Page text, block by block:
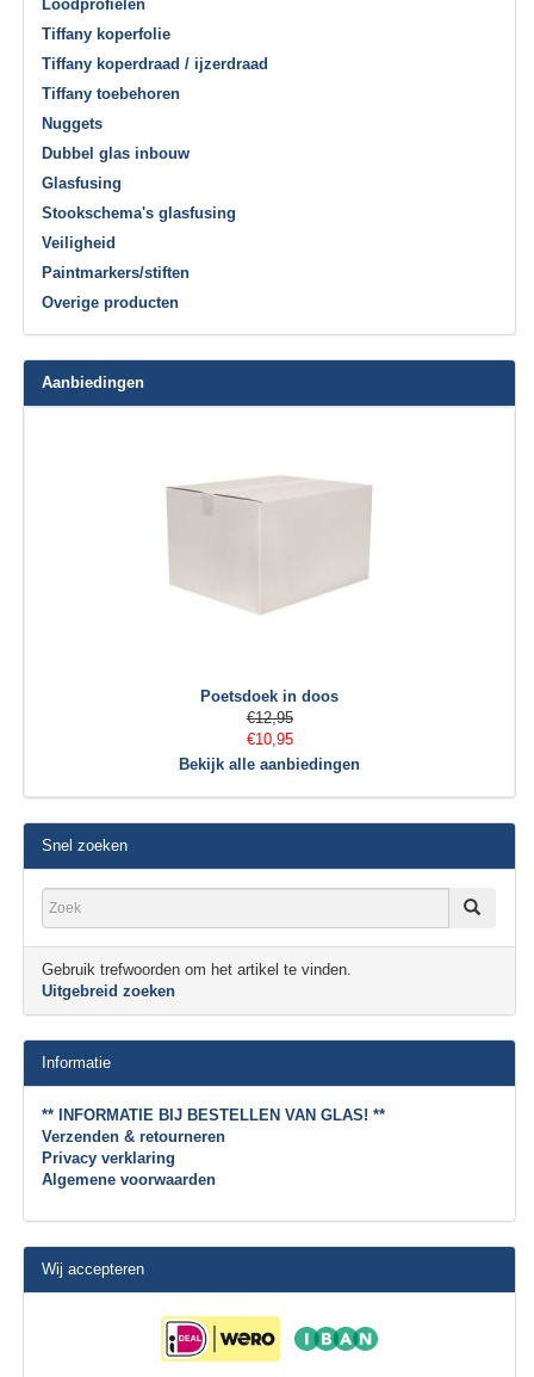
Loodprofielen
Tiffany koperfolie
Tiffany koperdraad / ijzerdraad
Tiffany toebehoren
Nuggets
Dubbel glas inbouw
Glasfusing
Stookschema's glasfusing
Veiligheid
Paintmarkers/stiften
Overige producten
Aanbiedingen
Poetsdoek in doos
€12,95
€10,95
Bekijk alle aanbiedingen
Snel zoeken
Gebruik trefwoorden om het artikel te vinden.
Uitgebreid zoeken
Informatie
** INFORMATIE BIJ BESTELLEN VAN GLAS! **
Verzenden & retourneren
Privacy verklaring
Algemene voorwaarden
Wij accepteren